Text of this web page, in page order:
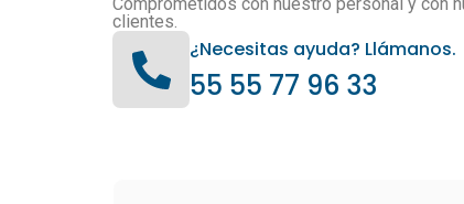
clientes.
¿Necesitas ayuda? Llámanos.
55 55 77 96 33